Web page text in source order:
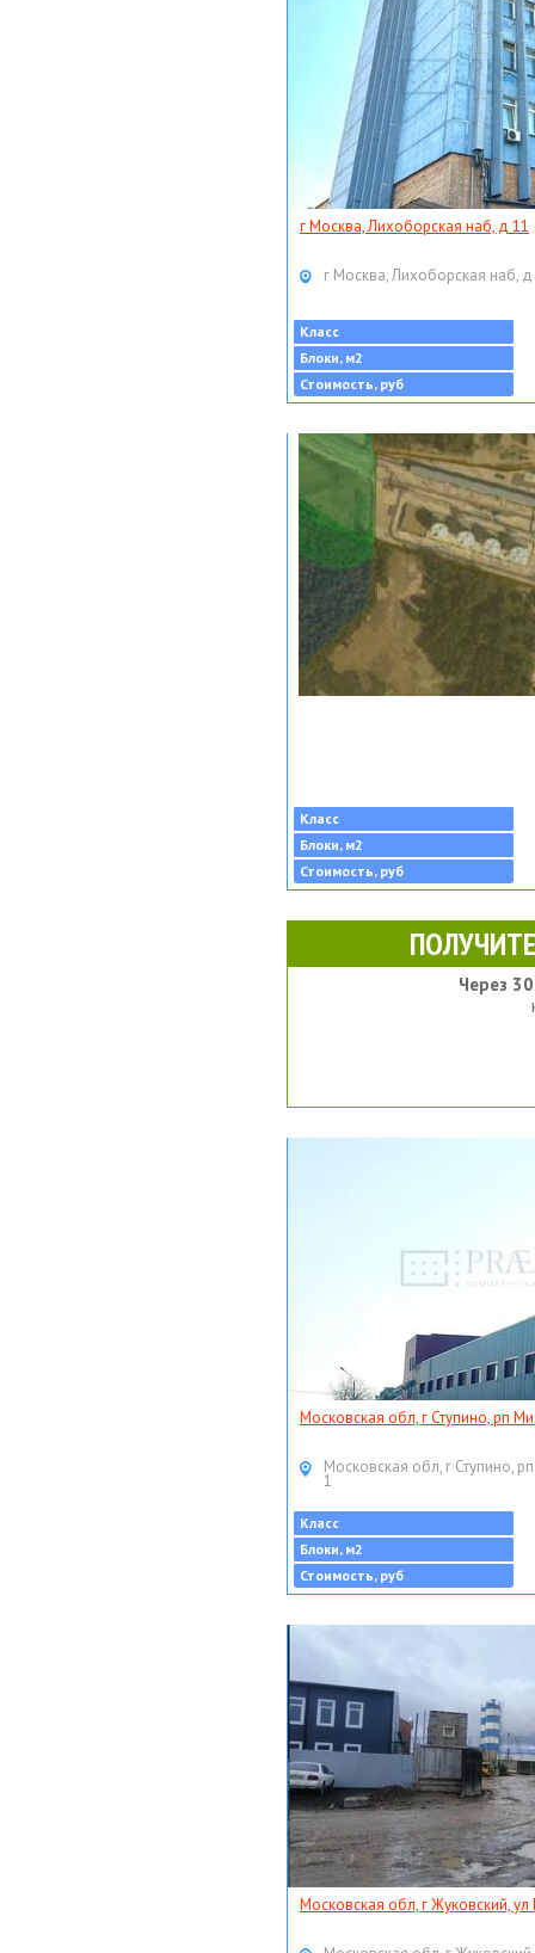
г Москва, Лихоборская наб, д 11
г Москва, Лихоборская наб,
Класс
Блоки, м2
Стоимость, руб
Класс
Блоки, м2
Стоимость, руб
Через
Московская обл, г Ступино, рп
Московская обл, г Ступино,
1
Класс
Блоки, м2
Стоимость, руб
Московская обл, г Жуковский,